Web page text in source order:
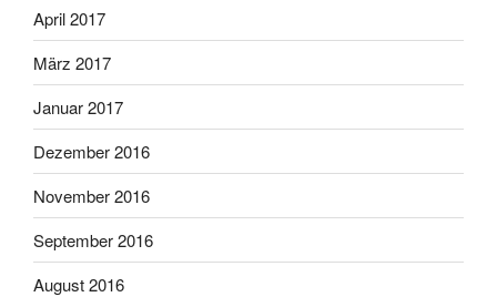
April 2017
März 2017
Januar 2017
Dezember 2016
November 2016
September 2016
August 2016